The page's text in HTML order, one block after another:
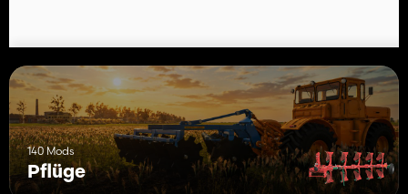
140 Mods
Pflüge